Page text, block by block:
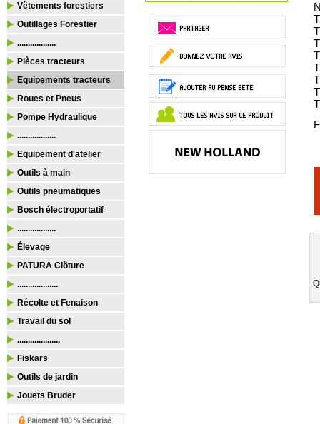
Vêtements forestiers
Outillages Forestier
..................
Pièces tracteurs
Equipements tracteurs
Roues et Pneus
Pompe Hydraulique
..................
Equipement d'atelier
Outils à main
Outils pneumatiques
Bosch électroportatif
..................
Élevage
PATURA Clôture
...................
Récolte et Fenaison
Travail du sol
....................
Fiskars
Outils de jardin
Jouets Bruder